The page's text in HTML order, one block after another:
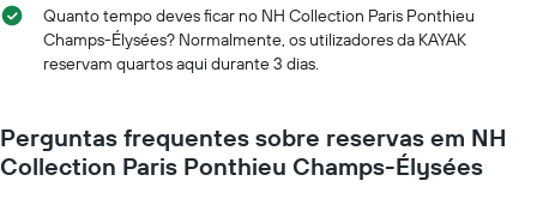
de
dias
antes
abcissa
O
Quanto tempo deves ficar no NH Collection Paris Ponthieu
Champs-Élysées? Normalmente, os utilizadores da KAYAK
reservam quartos aqui durante 3 dias.
Perguntas frequentes sobre reservas em NH
Collection Paris Ponthieu Champs-Élysées